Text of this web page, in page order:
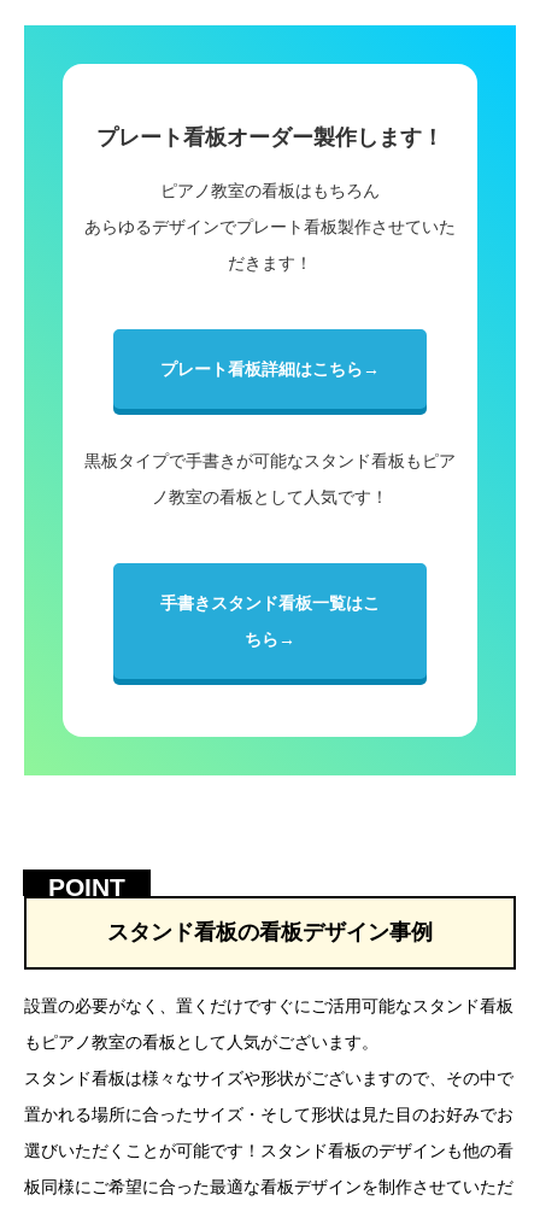
プレート看板オーダー製作します！
ピアノ教室の看板はもちろん
あらゆるデザインでプレート看板製作させていた
だきます！
プレート看板詳細はこちら→
黒板タイプで手書きが可能なスタンド看板もピア
ノ教室の看板として人気です！
手書きスタンド看板一覧はこ
ちら→
スタンド看板の看板デザイン事例
設置の必要がなく、置くだけですぐにご活用可能なスタンド看板
もピアノ教室の看板として人気がございます。
スタンド看板は様々なサイズや形状がございますので、その中で
置かれる場所に合ったサイズ・そして形状は見た目のお好みでお
選びいただくことが可能です！スタンド看板のデザインも他の看
板同様にご希望に合った最適な看板デザインを制作させていただ